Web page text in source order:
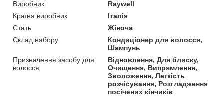
Виробник
Raywell
Країна виробник
Італія
Стать
Жіноча
Склад набору
Кондиціонер для волосся,
Шампунь
Призначення засобу для
волосся
Відновлення, Для блиску,
Очищення, Випрямлення,
Зволоження, Легкість
розчісування, Розгладження
посічених кінчиків